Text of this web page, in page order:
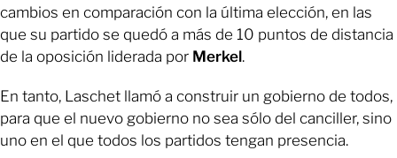
cambios en comparación con la última elección, en las
que su partido se quedó a más de 10 puntos de distancia
de la oposición liderada por Merkel.
En tanto, Laschet llamó a construir un gobierno de todos,
para que el nuevo gobierno no sea sólo del canciller, sino
uno en el que todos los partidos tengan presencia.